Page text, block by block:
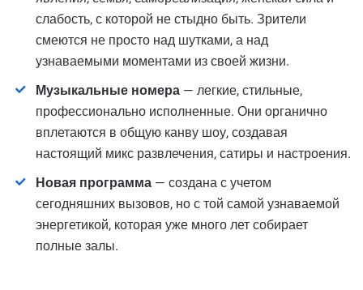
слабость, с которой не стыдно быть. Зрители
смеются не просто над шутками, а над
узнаваемыми моментами из своей жизни.
Музыкальные номера — легкие, стильные,
профессионально исполненные. Они органично
вплетаются в общую канву шоу, создавая
настоящий микс развлечения, сатиры и настроения.
Новая программа — создана с учетом
сегодняшних вызовов, но с той самой узнаваемой
энергетикой, которая уже много лет собирает
полные залы.